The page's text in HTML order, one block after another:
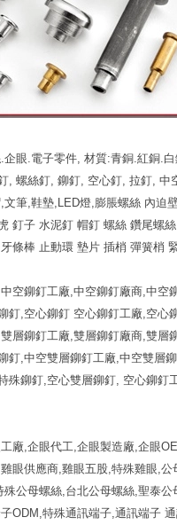
企眼.電子零件, 材質:青銅.紅銅.
, 螺絲釘, 鉚釘, 空心釘, 拉釘, 中
文筆,鞋墊,LED燈,膨脹螺絲 內迫
釘子 水泥釘 帽釘 螺絲 鑽尾螺
條棒 止動環 墊片 插梢 彈簧梢
空鉚釘工廠,中空鉚釘廠商,中空
釘,空心鉚釘 空心鉚釘工廠,空心
層鉚釘工廠,雙層鉚釘廠商,雙層
釘,中空雙層鉚釘工廠,中空雙層
殊鉚釘,空心雙層鉚釘, 空心鉚釘
廠,企眼代工,企眼製造廠,企眼
眼供應商,雞眼五股,特殊雞眼,
殊公母螺絲,台北公母螺絲,聖泰
ODM,特殊通訊端子,通訊端子